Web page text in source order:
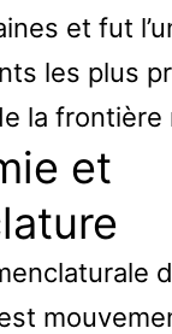
et fut
les plus
la frontière
et